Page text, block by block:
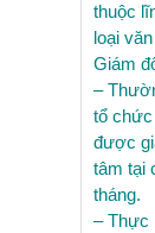
thuộc
loại
Giám
–
tổ chức
được
tâm tại
tháng.
– Thực